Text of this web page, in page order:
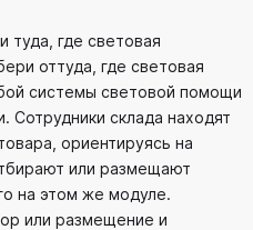
туда, где световая
оттуда, где световая
системы световой помощи
Сотрудники склада находят
ориентируясь на
или размещают
на этом же модуле.
или размещение и